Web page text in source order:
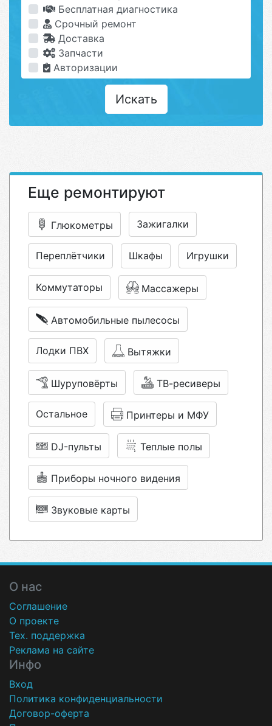
Бесплатная диагностика
Срочный ремонт
Доставка
Запчасти
Авторизации
Искать
Еще ремонтируют
Глюкометры Зажигалки
Переплётчики Шкафы Игрушки
Коммутаторы Массажеры
Автомобильные пылесосы
Лодки ПВХ Вытяжки
Шуруповёрты ТВ-ресиверы
Остальное Принтеры и МФУ
DJ-пульты Теплые полы
Приборы ночного видения
Звуковые карты
О нас
Соглашение
О проекте
Тех. поддержка
Реклама на сайте
Инфо
Вход
Политика конфиденциальности
Договор-оферта